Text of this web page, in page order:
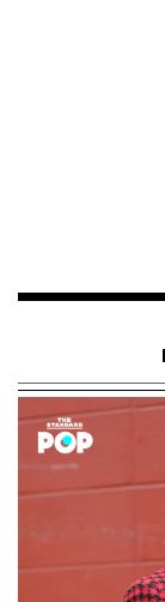
(reciprocal
เก็บภาษีขั้นต่ำ
ภาษีแบบเหมารว
อย่างไรก็ตาม
ในวันที่ 9 กรกฎา
ญี่ปุ่น อาจถูกปรับ
ทำเนียบขาวชี้ “